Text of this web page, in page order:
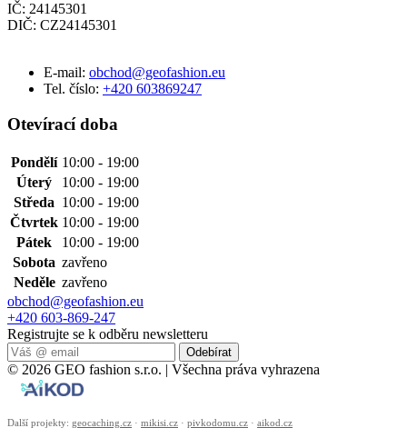
IČ: 24145301
DIČ: CZ24145301
E-mail: obchod@geofashion.eu
Tel. číslo: +420 603869247
Otevírací doba
Pondělí 10:00 - 19:00
Úterý
10:00 - 19:00
Středa 10:00 - 19:00
Čtvrtek 10:00 - 19:00
Pátek
10:00 - 19:00
Sobota zavřeno
Neděle zavřeno
obchod@geofashion.eu
+420 603-869-247
Registrujte se k odběru newsletteru
Odebírat
© 2026 GEO fashion s.r.o. | Všechna práva vyhrazena
Další projekty: geocaching.cz · mikisi.cz · pivkodomu.cz · aikod.cz